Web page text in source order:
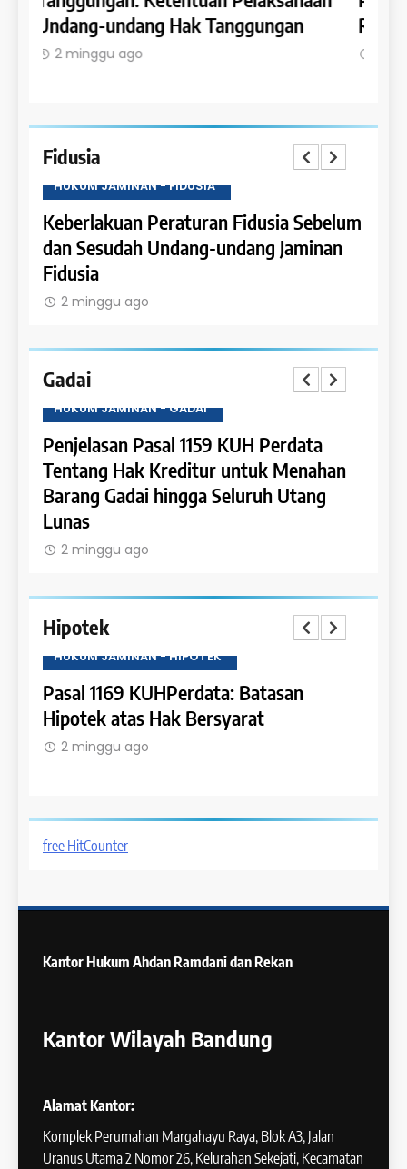
Rumah Susun dan Satuan Rumah Susun
2 minggu ago
Fidusia
HUKUM JAMINAN - FIDUSIA
Ketentuan Peralihan dalam Jaminan
Fidusia
2 minggu ago
Gadai
HUKUM JAMINAN - GADAI
Penjelasan Pasal 1158 KUH Perdata
Tentang Pengaturan Gadai atas Piutang
dan Pemanfaatan Bunganya
2 minggu ago
Hipotek
HUKUM JAMINAN - HIPOTEK
Pasal 1168 KUHPerdata: Kewenangan
dalam Pembebanan Hipotek
2 minggu ago
free HitCounter
Kantor Hukum Ahdan Ramdani dan Rekan
Kantor Wilayah Bandung
Alamat Kantor:
Komplek Perumahan Margahayu Raya, Blok A3, Jalan
Uranus Utama 2 Nomor 26, Kelurahan Sekejati, Kecamatan